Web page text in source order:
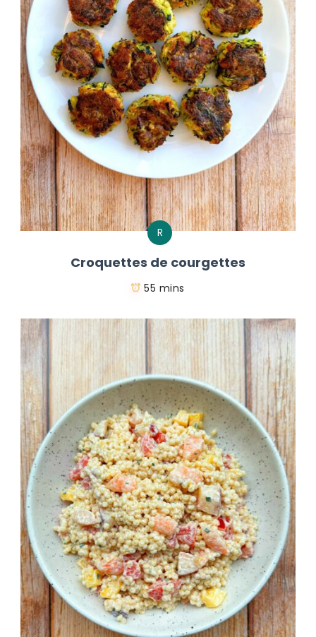
R
Croquettes de courgettes
55 mins